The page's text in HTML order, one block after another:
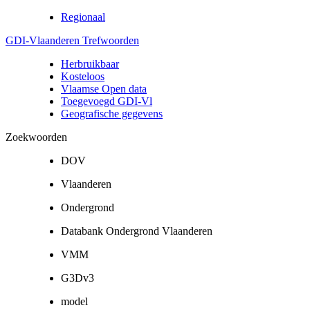
Regionaal
GDI-Vlaanderen Trefwoorden
Herbruikbaar
Kosteloos
Vlaamse Open data
Toegevoegd GDI-Vl
Geografische gegevens
Zoekwoorden
DOV
Vlaanderen
Ondergrond
Databank Ondergrond Vlaanderen
VMM
G3Dv3
model